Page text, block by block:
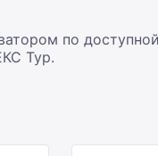
по
Тур.